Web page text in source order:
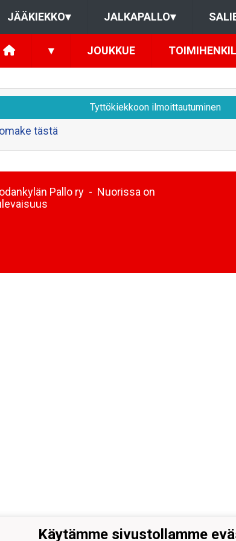
JÄÄKIEKKO▾ JALKAPALLO▾
▾ JOUKKUE
Tyttökiekkoon ilmoittautuminen
tästä
Pallo ry - Nuorissa on
Käytämme sivustollamme